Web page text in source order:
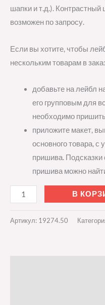
шапки и т.д.). Контрастный
возможен по запросу.
Если вы хотите, чтобы
нескольким товарам в
добавьте на лейбл
его групповым для
необходимо
приложите макет,
основного товара, с
пришива.
пришива можно
В
Артикул: 19274.50